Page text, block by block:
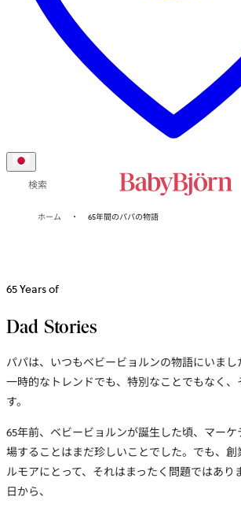
検索
ホーム 65年間のパパの物語
65 Years of
Dad Stories
パパは、いつもベビービョルンの物語にいまし
一時的なトレンドでも、特別なことでもなく
す。
65年前、ベビービョルンが誕生した頃、マー
場することはまだ珍しいことでした。でも、創
ルモアにとって、それはまったく問題ではあり
日から、